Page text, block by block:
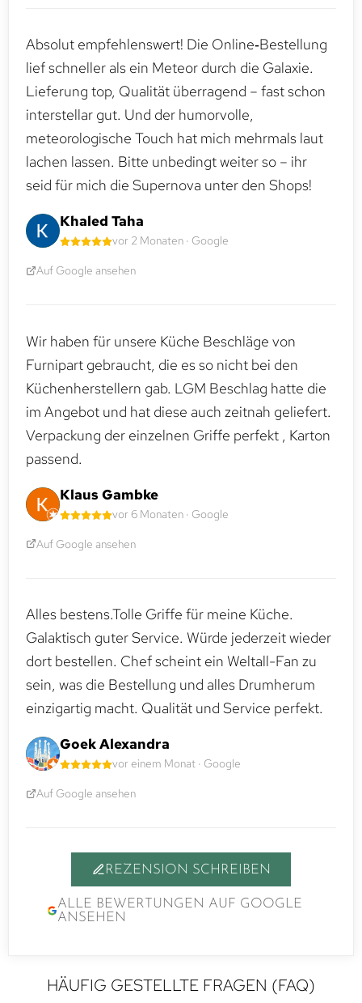
Absolut empfehlenswert! Die Online‑Bestellung
lief schneller als ein Meteor durch die Galaxie.
Lieferung top, Qualität überragend – fast schon
interstellar gut. Und der humorvolle,
meteorologische Touch hat mich mehrmals laut
lachen lassen. Bitte unbedingt weiter so – ihr
seid für mich die Supernova unter den Shops!
Khaled Taha
vor 2 Monaten · Google
Auf Google ansehen
Wir haben für unsere Küche Beschläge von
Furnipart gebraucht, die es so nicht bei den
Küchenherstellern gab. LGM Beschlag hatte die
im Angebot und hat diese auch zeitnah geliefert.
Verpackung der einzelnen Griffe perfekt , Karton
passend.
Klaus Gambke
vor 6 Monaten · Google
Auf Google ansehen
Alles bestens.Tolle Griffe für meine Küche.
Galaktisch guter Service. Würde jederzeit wieder
dort bestellen. Chef scheint ein Weltall-Fan zu
sein, was die Bestellung und alles Drumherum
einzigartig macht. Qualität und Service perfekt.
Goek Alexandra
vor einem Monat · Google
Auf Google ansehen
REZENSION SCHREIBEN
ALLE BEWERTUNGEN AUF GOOGLE
ANSEHEN
HÄUFIG GESTELLTE FRAGEN (FAQ)